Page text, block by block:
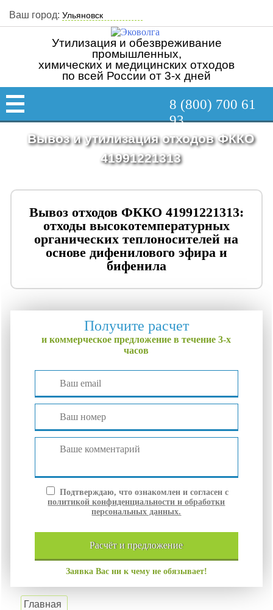
Ваш город:
Утилизация и обезвреживание
промышленных,
химических и медицинских отходов
по всей России от 3-х дней
8 (800) 700 61
93
Вывоз и утилизация отходов ФККО
41991221313
Вывоз отходов ФККО 41991221313:
отходы высокотемпературных
органических теплоносителей на
основе дифенилового эфира и
бифенила
Получите расчет
и коммерческое предложение в течение 3-х
часов
Подтверждаю, что ознакомлен и согласен с
политикой конфиденциальности и обработки
персональных данных.
расчёт ипредложение
Заявка Вас ни к чему не обязывает!
Главная